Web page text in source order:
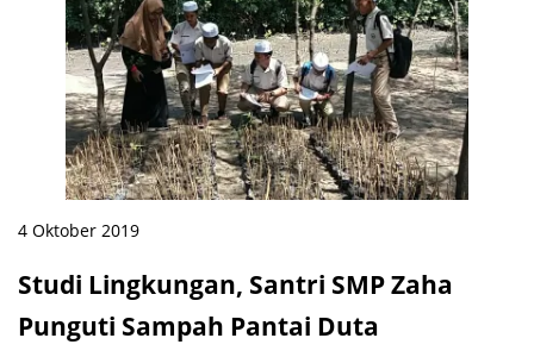
4 Oktober 2019
Studi Lingkungan, Santri SMP Zaha
Punguti Sampah Pantai Duta